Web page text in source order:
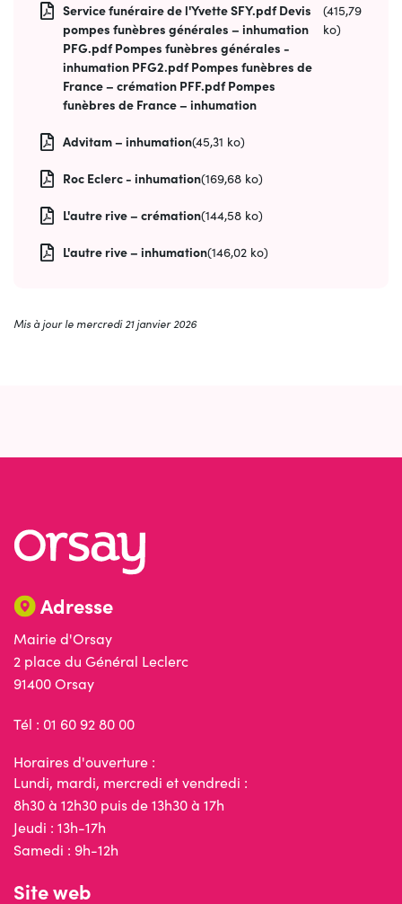
Service funéraire de l'Yvette SFY.pdf Devis
pompes funèbres générales – inhumation
PFG.pdf Pompes funèbres générales -
inhumation PFG2.pdf Pompes funèbres de
France – crémation PFF.pdf Pompes
funèbres de France – inhumation
(415,79
ko)
Advitam – inhumation(45,31 ko)
Roc Eclerc - inhumation(169,68 ko)
L'autre rive – crémation(144,58 ko)
L'autre rive – inhumation(146,02 ko)
Mis à jour le mercredi 21 janvier 2026
Adresse
Mairie d'Orsay
2 place du Général Leclerc
91400 Orsay
Tél : 01 60 92 80 00
Horaires d'ouverture :
Lundi, mardi, mercredi et vendredi :
8h30 à 12h30 puis de 13h30 à 17h
Jeudi : 13h-17h
Samedi : 9h-12h
Site web